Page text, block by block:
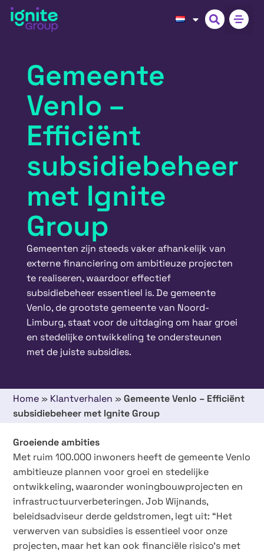
Gemeente
Venlo –
Efficiënt
subsidiebeheer
met Ignite
Group
Gemeenten zijn steeds vaker afhankelijk van
externe financiering om ambitieuze projecten
te realiseren, waardoor effectief
subsidiebeheer essentieel is. De gemeente
Venlo, de grootste gemeente van Noord-
Limburg, staat voor de uitdaging om haar groei
en stedelijke ontwikkeling te ondersteunen
met de juiste subsidies.
Home » Klantverhalen »Gemeente Venlo – Efficiënt
subsidiebeheer met Ignite Group
Groeiende ambities
Met ruim 100.000 inwoners heeft de gemeente Venlo
ambitieuze plannen voor groei en stedelijke
ontwikkeling, waaronder woningbouwprojecten en
infrastructuurverbeteringen. Job Wijnands,
beleidsadviseur derde geldstromen, legt uit: “Het
verwerven van subsidies is essentieel voor onze
projecten, maar het kan ook financiële risico’s met